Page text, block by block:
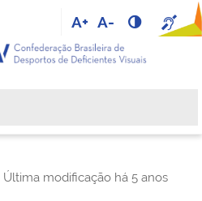
A+ A-
Última modificação há 5 anos